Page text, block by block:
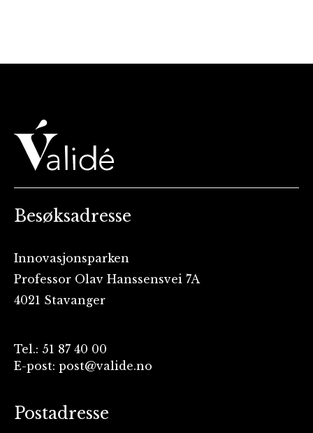
Besøksadresse
Innovasjonsparken
Professor Olav Hanssensvei 7A
4021 Stavanger
Tel.: 51 87 40 00
E-post: post@valide.no
Postadresse